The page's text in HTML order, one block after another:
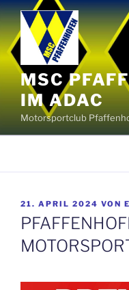
Zum
Inhalt
springen
MSC
IM ADAC
Motorsportclub
VERÖFFENTLICHT
AM
21. APRIL 2024 VON